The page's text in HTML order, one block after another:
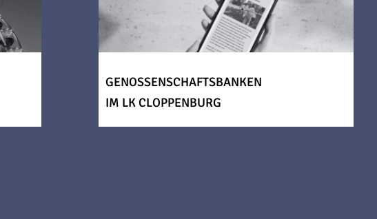
GENOSSENSCHAFTSBANKEN
IM LK CLOPPENBURG